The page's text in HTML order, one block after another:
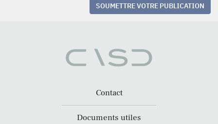
SOUMETTRE VOTRE PUBLICATION
Contact
Documents utiles